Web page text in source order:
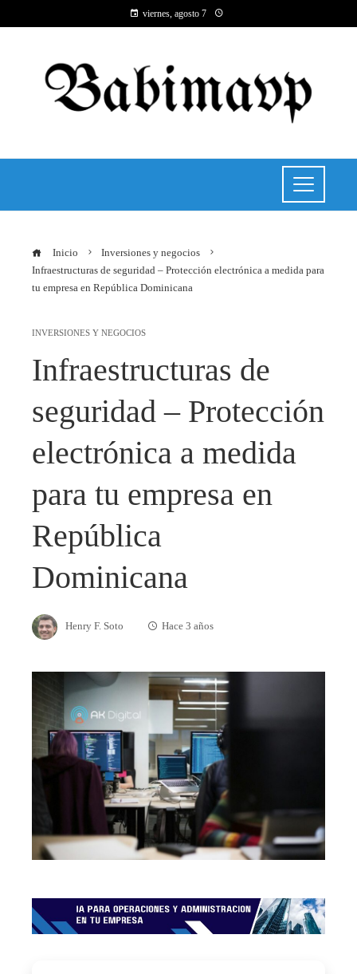
viernes, agosto 7
Inicio
Inversiones y negocios
Infraestructuras de seguridad – Protección electrónica a medida para
tu empresa en República Dominicana
INVERSIONES Y NEGOCIOS
Infraestructuras de
seguridad – Protección
electrónica a medida
para tu empresa en
República
Dominicana
Henry F. Soto Hace 3 años